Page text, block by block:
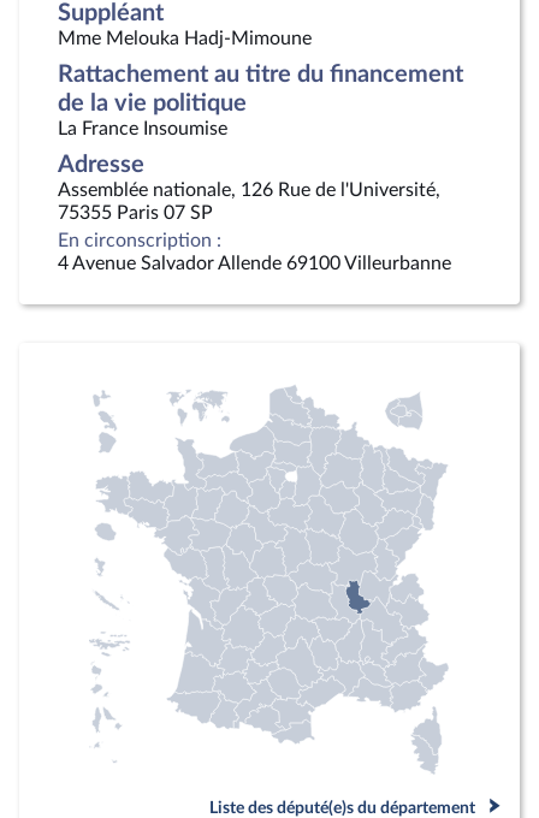
Suppléant
Mme Melouka Hadj-Mimoune
Rattachement au titre du financement
de la vie politique
La France Insoumise
Adresse
Assemblée nationale, 126 Rue de l'Université,
75355 Paris 07 SP
En circonscription :
4 Avenue Salvador Allende 69100 Villeurbanne
Liste des député(e)s du département